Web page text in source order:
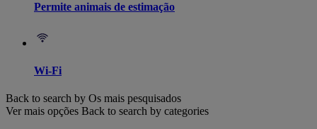
Permite animais de estimação
Wi-Fi
Back to search by Os mais pesquisados
Ver mais opções Back to search by categories